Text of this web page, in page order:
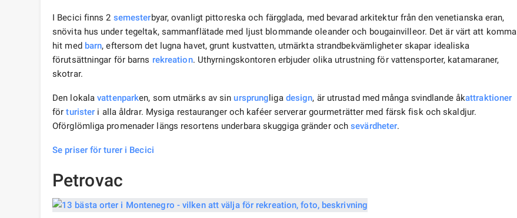
I Becici finns 2 semesterbyar, ovanligt pittoreska och färgglada, med bevarad arkitektur från den venetianska eran,
snövita hus under tegeltak, sammanflätade med ljust blommande oleander och bougainvilleor. Det är värt att komma
hit med barn, eftersom det lugna havet, grunt kustvatten, utmärkta strandbekvämligheter skapar idealiska
förutsättningar för barns rekreation. Uthyrningskontoren erbjuder olika utrustning för vattensporter, katamaraner,
skotrar.
Den lokalavattenparken, som utmärks av sinursprungliga design, är utrustad med många svindlande åkattraktioner
förturister i alla åldrar. Mysiga restauranger och kaféer serverar gourmeträtter med färsk fisk och skaldjur.
Oförglömliga promenader längs resortens underbara skuggiga gränder ochsevärdheter.
Se priser för turer i Becici
Petrovac